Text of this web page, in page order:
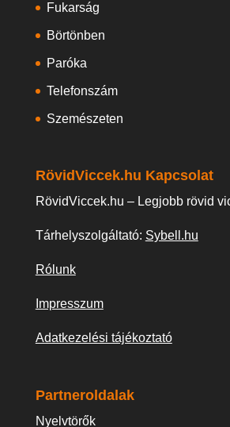
Fukarság
Börtönben
Paróka
Telefonszám
Szemészeten
RövidViccek.hu Kapcsolat
RövidViccek.hu – Legjobb rövid
Tárhelyszolgáltató: Sybell.hu
Rólunk
Impresszum
Adatkezelési tájékoztató
Partneroldalak
Nyelvtörők